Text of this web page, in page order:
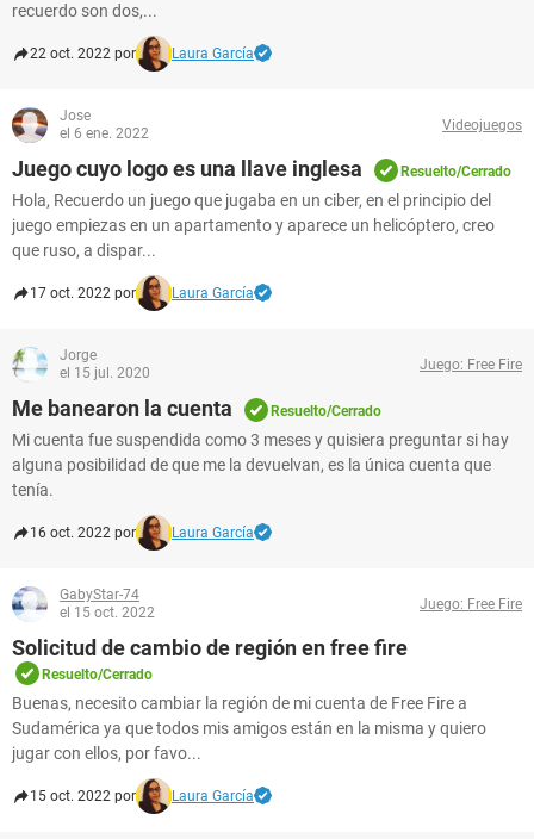
recuerdo son dos,...
22 oct. 2022 por Laura García
Jose
el 6 ene. 2022
Videojuegos
Juego cuyo logo es una llave inglesa Resuelto/Cerrado
Hola, Recuerdo un juego que jugaba en un ciber, en el principio del
juego empiezas en un apartamento y aparece un helicóptero, creo
que ruso, a dispar...
17 oct. 2022 por Laura García
Jorge
el 15 jul. 2020
Juego: Free Fire
Me banearon la cuenta Resuelto/Cerrado
Mi cuenta fue suspendida como 3 meses y quisiera preguntar si hay
alguna posibilidad de que me la devuelvan, es la única cuenta que
tenía.
16 oct. 2022 por Laura García
GabyStar-74
el 15 oct. 2022
Juego: Free Fire
Solicitud de cambio de región en free fire
Resuelto/Cerrado
Buenas, necesito cambiar la región de mi cuenta de Free Fire a
Sudamérica ya que todos mis amigos están en la misma y quiero
jugar con ellos, por favo...
15 oct. 2022 por Laura García